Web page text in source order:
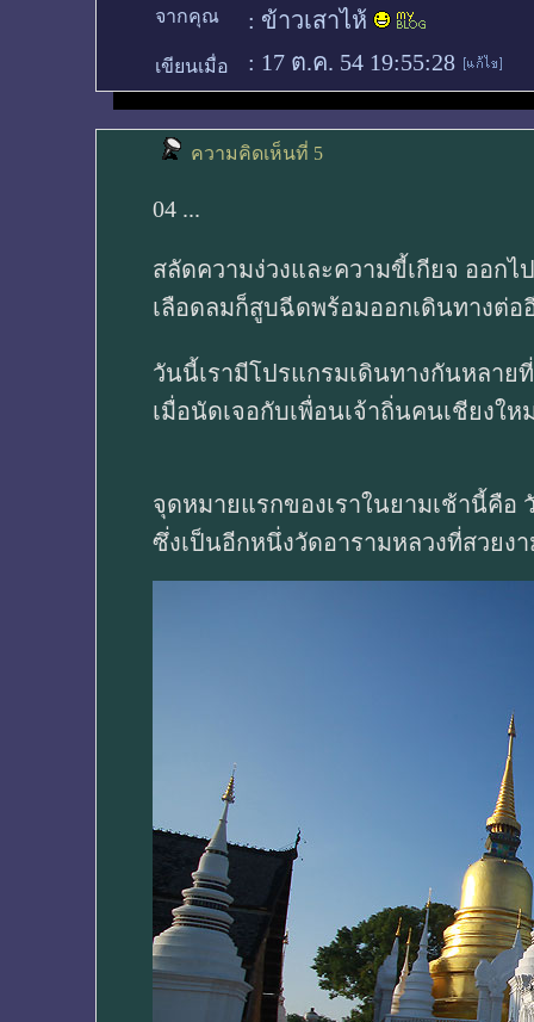
จากคุณ : ข้าวเสาไห้
เขียนเมื่อ : 17 ต.ค. 54 19:55:28
ความคิดเห็นที่ 5
04 ...
สลัดความง่วงและความขี้เกียจ ออกไ
เลือดลมก็สูบฉีดพร้อมออกเดินทางต่อ
วันนี้เรามีโปรแกรมเดินทางกันหลาย
เมื่อนัดเจอกับเพื่อนเจ้าถิ่นคนเชียงใ
จุดหมายแรกของเราในยามเช้านี้คือ
ซึ่งเป็นอีกหนึ่งวัดอารามหลวงที่สวยง